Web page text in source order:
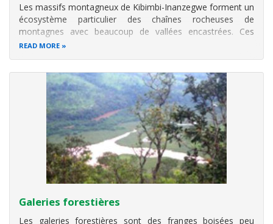
Les massifs montagneux de Kibimbi-Inanzegwe forment un
écosystème particulier des chaînes rocheuses de
montagnes avec beaucoup de vallées encastrées. Ces
massifs sont situés à cheval entre les communes Bururi et
READ MORE
Galeries forestières
Les galeries forestières sont des franges boisées peu